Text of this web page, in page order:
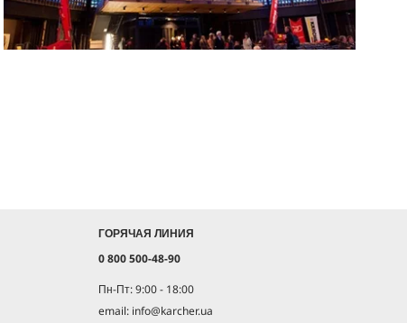
ГОРЯЧАЯ ЛИНИЯ
0 800 500-48-90
Пн-Пт: 9:00 - 18:00
email: info@karcher.ua